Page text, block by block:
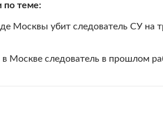
по теме
Москвы убит следователь СУ на
Москве следователь в прошлом